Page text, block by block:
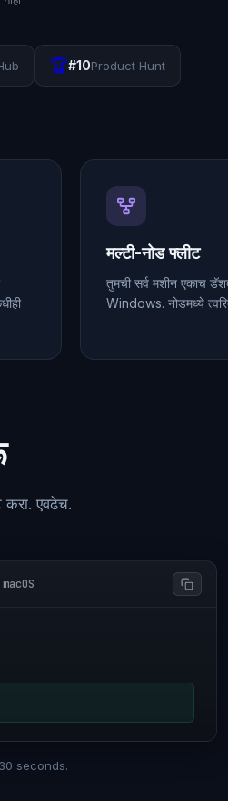
🏆#10Product Hunt
मल्टी-नोड फ्लीट
तुमची सर्व मशीन एकाच
Windows. नोडमध्ये
एवढेच.
macOS
seconds.